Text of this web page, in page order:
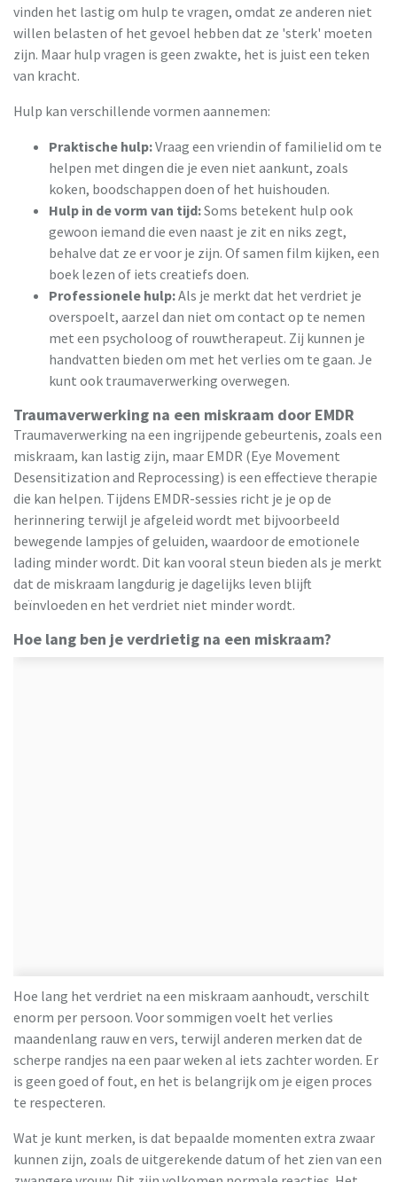
vinden het lastig om hulp te vragen, omdat ze anderen niet
willen belasten of het gevoel hebben dat ze 'sterk' moeten
zijn. Maar hulp vragen is geen zwakte, het is juist een teken
van kracht.
Hulp kan verschillende vormen aannemen:
Praktische hulp:Vraag een vriendin of familielid om te
helpen met dingen die je even niet aankunt, zoals
koken, boodschappen doen of het huishouden.
Hulp in de vorm van tijd:Soms betekent hulp ook
gewoon iemand die even naast je zit en niks zegt,
behalve dat ze er voor je zijn. Of samen film kijken, een
boek lezen of iets creatiefs doen.
Professionele hulp:Als je merkt dat het verdriet je
overspoelt, aarzel dan niet om contact op te nemen
met een psycholoog of rouwtherapeut. Zij kunnen je
handvatten bieden om met het verlies om te gaan. Je
kunt ook traumaverwerking overwegen.
Traumaverwerking na een miskraam door EMDR
Traumaverwerking na een ingrijpende gebeurtenis, zoals een
miskraam, kan lastig zijn, maar EMDR (Eye Movement
Desensitization and Reprocessing) is een effectieve therapie
die kan helpen. Tijdens EMDR-sessies richt je je op de
herinnering terwijl je afgeleid wordt met bijvoorbeeld
bewegende lampjes of geluiden, waardoor de emotionele
lading minder wordt. Dit kan vooral steun bieden als je merkt
dat de miskraam langdurig je dagelijks leven blijft
beïnvloeden en het verdriet niet minder wordt.
Hoe lang ben je verdrietig na een miskraam?
Hoe lang het verdriet na een miskraam aanhoudt, verschilt
enorm per persoon. Voor sommigen voelt het verlies
maandenlang rauw en vers, terwijl anderen merken dat de
scherpe randjes na een paar weken al iets zachter worden. Er
is geen goed of fout, en het is belangrijk om je eigen proces
te respecteren.
Wat je kunt merken, is dat bepaalde momenten extra zwaar
kunnen zijn, zoals de uitgerekende datum of het zien van een